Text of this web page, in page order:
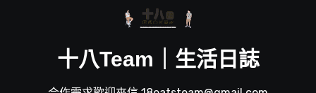
十八Team｜生活日誌